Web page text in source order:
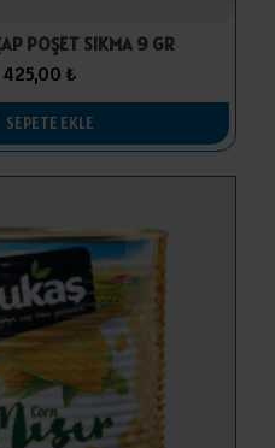
POŞET SIKMA 9 GR
425,00 ₺
SEPETE EKLE